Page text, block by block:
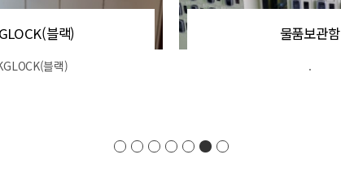
블랙)
블랙)
물품보관함
.